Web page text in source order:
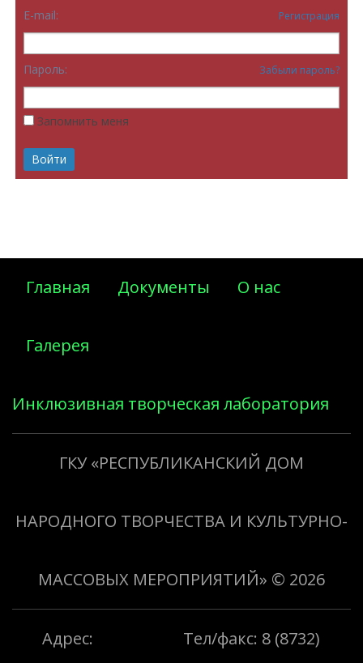
E-mail: Регистрация
Пароль: Забыли пароль?
Запомнить меня
Главная Документы О нас
Галерея
Инклюзивная творческая лаборатория
«Творить добро»
ГКУ «РЕСПУБЛИКАНСКИЙ ДОМ
НАРОДНОГО ТВОРЧЕСТВА И КУЛЬТУРНО-
МАССОВЫХ МЕРОПРИЯТИЙ» © 2026
Адрес: Тел/факс: 8 (8732)